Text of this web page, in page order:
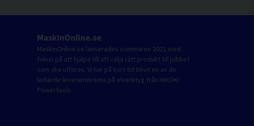
MaskinOnline.se
MaskinOnline.se lanserades sommaren 2021 med
fokus på att hjälpa till att välja rätt produkt till jobbet
som ska utföras. Vi har på kort tid blivit en av de
ledande leverantörerna på elverktyg från HiKOKI
Powertools.